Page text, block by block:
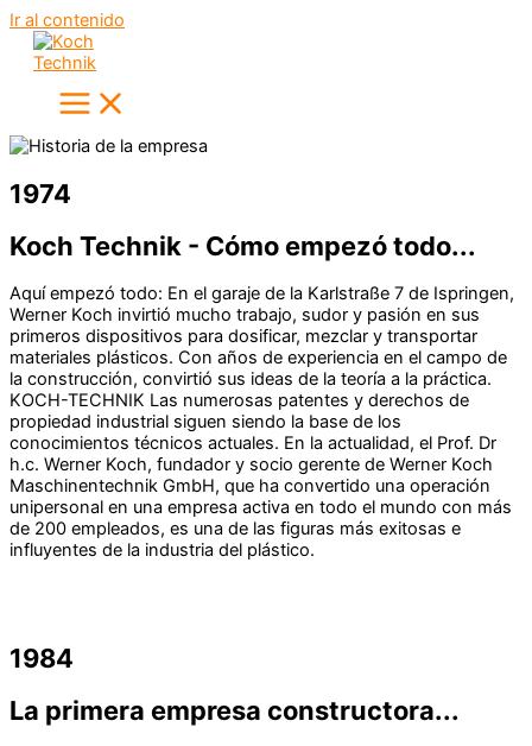
Ir al contenido
1974
Koch Technik - Cómo empezó todo...
Aquí empezó todo: En el garaje de la Karlstraße 7 de Ispringen,
Werner Koch invirtió mucho trabajo, sudor y pasión en sus
primeros dispositivos para dosificar, mezclar y transportar
materiales plásticos. Con años de experiencia en el campo de
la construcción, convirtió sus ideas de la teoría a la práctica.
KOCH-TECHNIK Las numerosas patentes y derechos de
propiedad industrial siguen siendo la base de los
conocimientos técnicos actuales. En la actualidad, el Prof. Dr
h.c. Werner Koch, fundador y socio gerente de Werner Koch
Maschinentechnik GmbH, que ha convertido una operación
unipersonal en una empresa activa en todo el mundo con más
de 200 empleados, es una de las figuras más exitosas e
influyentes de la industria del plástico.
1984
La primera empresa constructora...